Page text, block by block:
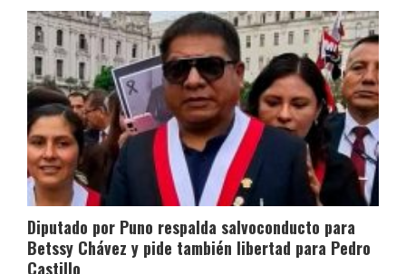
Diputado por Puno respalda salvoconducto para
Betssy Chávez y pide también libertad para Pedro
Castillo